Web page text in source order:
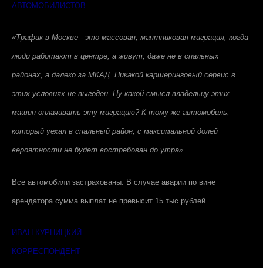
АВТОМОБИЛИСТОВ
«Трафик в Москве - это массовая, маятниковая миграция, когда
люди работают в центре, а живут, даже не в спальных
районах, а далеко за МКАД. Никакой каршеринговый сервис в
этих условиях не выгоден. Ну какой смысл владельцу этих
машин оплачивать эту миграцию? К тому же автомобиль,
который уехал в спальный район, с максимальной долей
вероятности не будет востребован до утра».
Все автомобили застрахованы. В случае аварии по вине
арендатора сумма выплат не превысит 15 тыс рублей.
ИВАН КУРНИЦКИЙ
КОРРЕСПОНДЕНТ